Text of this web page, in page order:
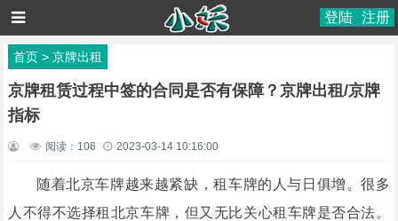
登陆 注册
首页> 京牌出租
京牌租赁过程中签的合同是否有保障？京牌出租/京牌
指标
阅读： 106 2023-03-14 10:16:00
随着北京车牌越来越紧缺，租车牌的人与日俱增。很多
人不得不选择租北京车牌，但又无比关心租车牌是否合法。